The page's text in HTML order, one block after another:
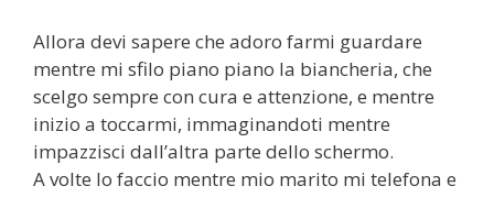
Allora devi sapere che adoro farmi guardare
mentre mi sfilo piano piano la biancheria, che
scelgo sempre con cura e attenzione, e mentre
inizio a toccarmi, immaginandoti mentre
impazzisci dall’altra parte dello schermo.
A volte lo faccio mentre mio marito mi telefona e